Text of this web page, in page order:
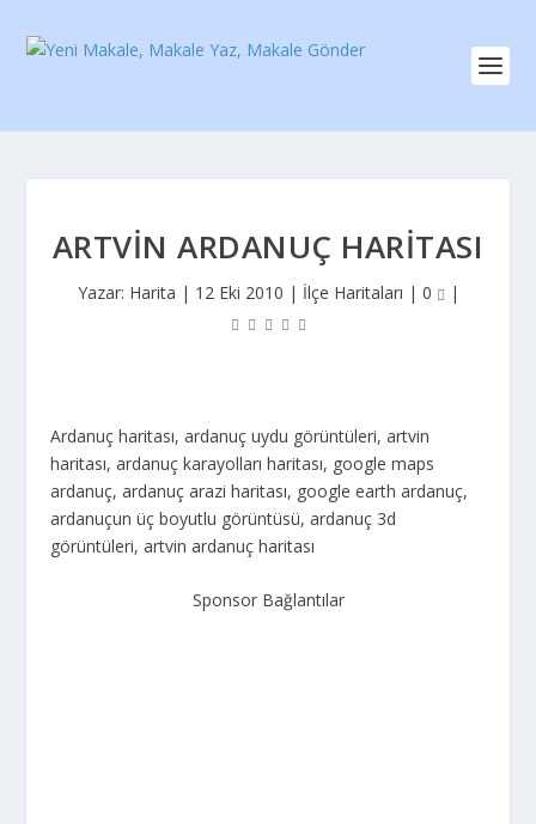
ARTVIN ARDANUÇ HARITASI
Yazar: Harita | 12 Eki 2010 | İlçe Haritaları | 0 |
Ardanuç haritası, ardanuç uydu görüntüleri, artvin
haritası, ardanuç karayolları haritası, google maps
ardanuç, ardanuç arazi haritası, google earth ardanuç,
ardanuçun üç boyutlu görüntüsü, ardanuç 3d
görüntüleri, artvin ardanuç haritası
Sponsor Bağlantılar